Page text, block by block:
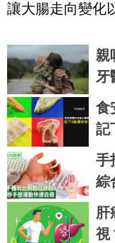
讓大腸走向變化
親
牙
食
記
手
綜
部
「
肝
視